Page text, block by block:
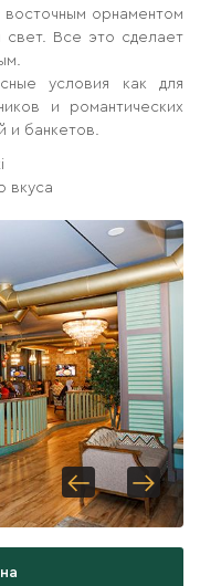
восточным орнаментом
свет. Все это сделает
условия как для
и романтических
и банкетов.
вкуса